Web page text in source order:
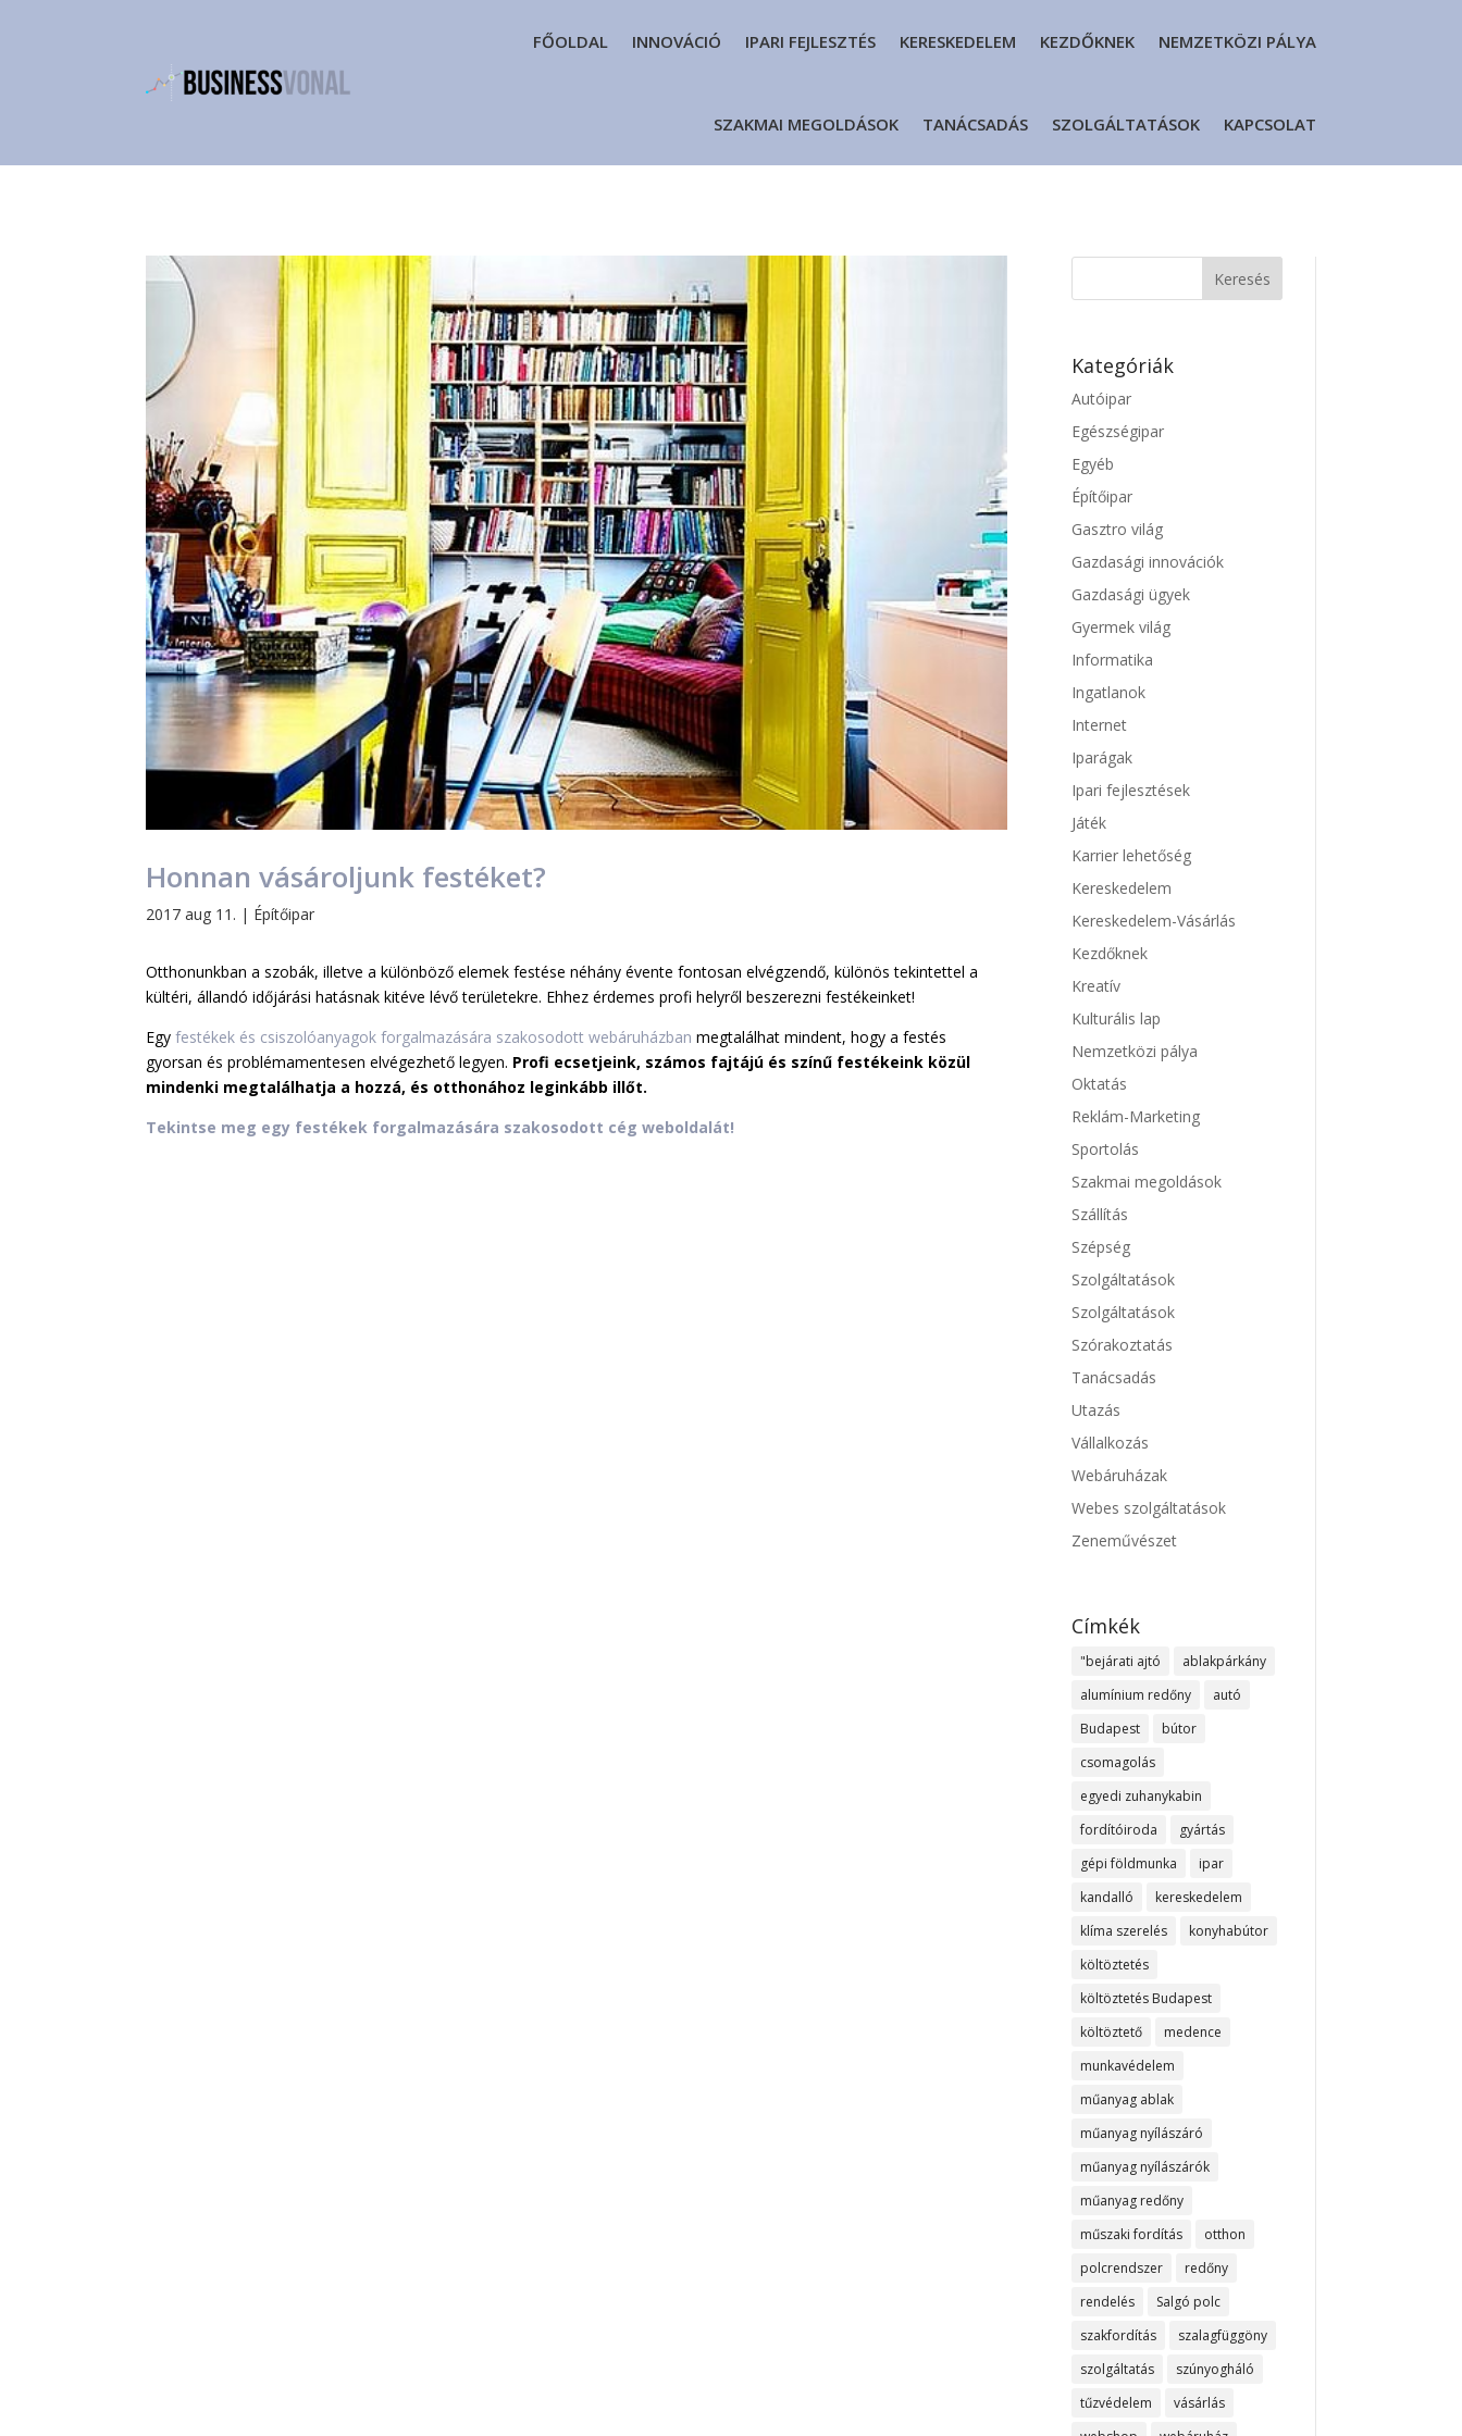
FŐOLDAL INNOVÁCIÓ IPARI FEJLESZTÉS KERESKEDELEM KEZDŐKNEK NEMZETKÖZI PÁLYA
SZAKMAI MEGOLDÁSOK TANÁCSADÁS SZOLGÁLTATÁSOK KAPCSOLAT
Honnan vásároljunk festéket?
2017 aug 11. | Építőipar
Otthonunkban a szobák, illetve a különböző elemek festése néhány évente fontosan elvégzendő, különös tekintettel a
kültéri, állandó időjárási hatásnak kitéve lévő területekre. Ehhez érdemes profi helyről beszerezni festékeinket!
Egyfestékek és csiszolóanyagok forgalmazására szakosodott webáruházban megtalálhat mindent, hogy a festés
gyorsan és problémamentesen elvégezhető legyen. Profi ecsetjeink, számos fajtájú és színű festékeink közül
mindenki megtalálhatja a hozzá, és otthonához leginkább illőt.
Tekintse meg egy festékek forgalmazására szakosodott cég weboldalát!
Kategóriák
Autóipar
Egészségipar
Egyéb
Építőipar
Gasztro világ
Gazdasági innovációk
Gazdasági ügyek
Gyermek világ
Informatika
Ingatlanok
Internet
Iparágak
Ipari fejlesztések
Játék
Karrier lehetőség
Kereskedelem
Kereskedelem-Vásárlás
Kezdőknek
Kreatív
Kulturális lap
Nemzetközi pálya
Oktatás
Reklám-Marketing
Sportolás
Szakmai megoldások
Szállítás
Szépség
Szolgáltatások
Szolgáltatások
Szórakoztatás
Tanácsadás
Utazás
Vállalkozás
Webáruházak
Webes szolgáltatások
Zeneművészet
Címkék
"bejárati ajtó
ablakpárkány
alumínium redőny
autó
Budapest
bútor
csomagolás
egyedi zuhanykabin
fordítóiroda
gyártás
gépi földmunka
ipar
kandalló
kereskedelem
klíma szerelés
konyhabútor
költöztetés
költöztetés Budapest
költöztető
medence
munkavédelem
műanyag ablak
műanyag nyílászáró
műanyag nyílászárók
műanyag redőny
műszaki fordítás
otthon
polcrendszer
redőny
rendelés
Salgó polc
szakfordítás
szalagfüggöny
szolgáltatás
szúnyogháló
tűzvédelem
vásárlás